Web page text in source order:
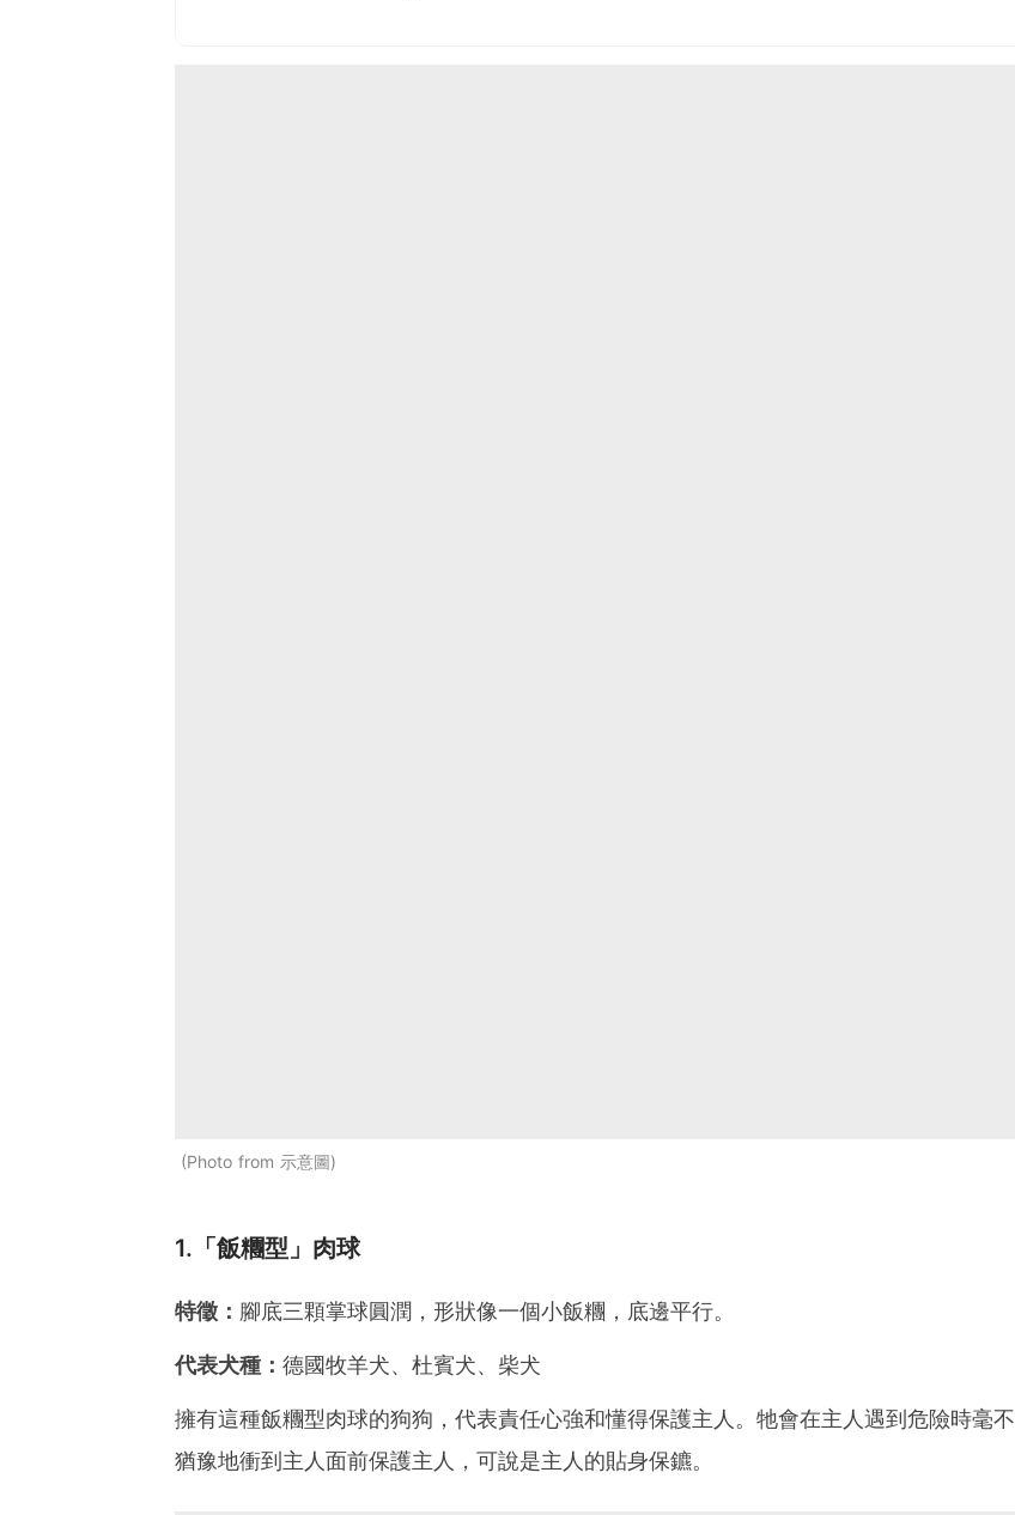
Photo from 示意圖
1.「飯糰型」肉球
特徵： 腳底三顆掌球圓潤，形狀像一個小飯糰，底邊平行。
代表犬種： 德國牧羊犬、杜賓犬、柴犬
擁有這種飯糰型肉球的狗狗，代表責任心強和懂得保護主人。牠會在主人遇到危險時毫不
猶豫地衝到主人面前保護主人，可說是主人的貼身保鑣。